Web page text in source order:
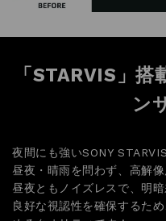
夜間にも強いSONY
昼夜ともノイズレスで、明